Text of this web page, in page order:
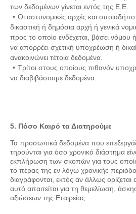
των δεδομένων γίνεται εντός της Ε.Ε.
Οι αστυνομικές αρχές και
δικαστική ή δημόσια αρχή ή γενικά
προς το οποίο ενδέχεται, βάσει νόμου
να απορρέει σχετική υποχρέωση ή
ανακοινώνει τέτοια δεδομένα.
Τρίτοι στους οποίους πιθανόν
να διαβιβάσουμε δεδομένα.
5. Πόσο Καιρό τα Διατηρούμε
Τα προσωπικά δεδομένα που
τηρούνται για όσο χρονικό διάστημα
εκπλήρωση των σκοπών για τους
το πέρας της εν λόγω χρονικής
διαγράφονται, εκτός αν άλλως
αυτό απαιτείται για τη θεμελίωση,
αξιώσεων της Εταιρείας.